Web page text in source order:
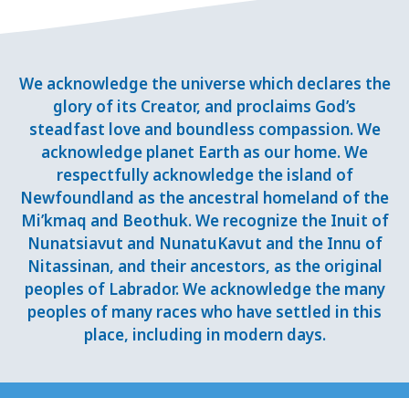
We acknowledge the universe which declares the
glory of its Creator, and proclaims God’s
steadfast love and boundless compassion. We
acknowledge planet Earth as our home. We
respectfully acknowledge the island of
Newfoundland as the ancestral homeland of the
Mi’kmaq and Beothuk. We recognize the Inuit of
Nunatsiavut and NunatuKavut and the Innu of
Nitassinan, and their ancestors, as the original
peoples of Labrador. We acknowledge the many
peoples of many races who have settled in this
place, including in modern days.